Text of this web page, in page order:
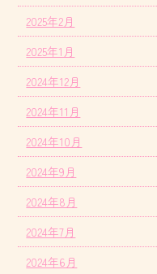
2025年2月
2025年1月
2024年12月
2024年11月
2024年10月
2024年9月
2024年8月
2024年7月
2024年6月